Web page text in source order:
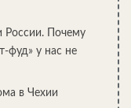
России. Почему
фуд» у нас не
в Чехии